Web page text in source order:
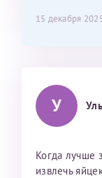
15 декабря
У
Когда лучше
извлечь